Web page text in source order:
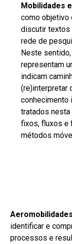
Mobilidades
como objetivo
discutir textos
rede de
Neste
representam
indicam
(re)interpretar
conhecimento
tratados
fixos, fluxos e
métodos
identificar e
processos e